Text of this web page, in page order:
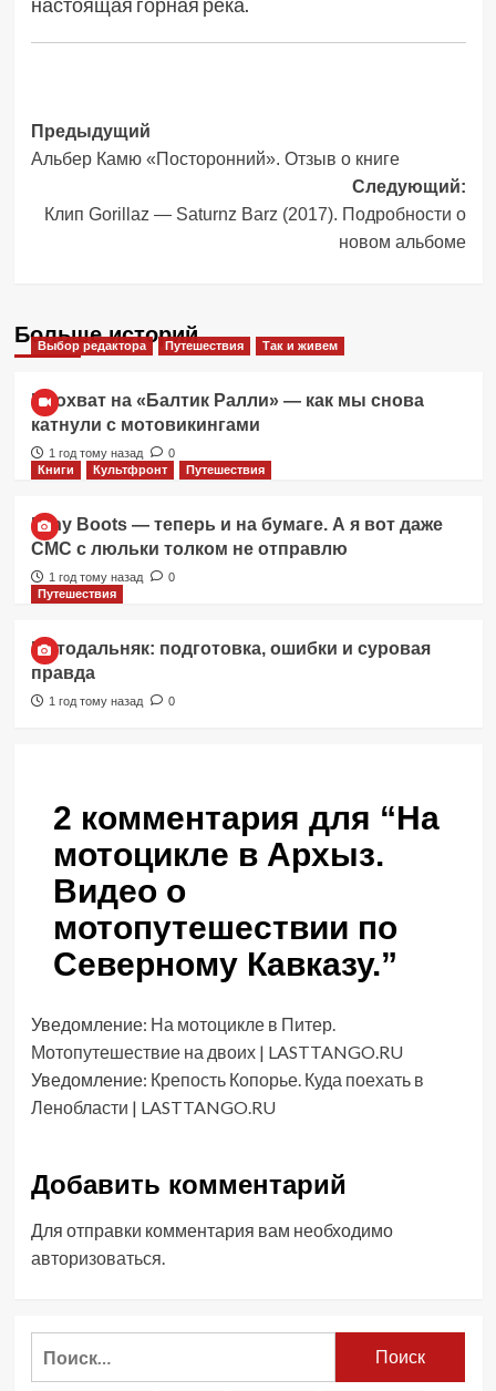
Навигация
записи
Предыдущий
Альбер Камю «Посторонний». Отзыв о книге
Следующий:
Клип Gorillaz — Saturnz Barz (2017). Подробности о
новом альбоме
Больше историй
Выбор редактора Путешествия Так и живем
Прохват на «Балтик Ралли» — как мы снова
катнули с мотовикингами
1 год тому назад
0
Книги
Культфронт Путешествия
Itchy Boots — теперь и на бумаге. А я вот даже
СМС с люльки толком не отправлю
1 год тому назад
0
Путешествия
Мотодальняк: подготовка, ошибки и суровая
правда
1 год тому назад 0
2 комментария для “На
мотоцикле в Архыз.
Видео о
мотопутешествии по
Северному Кавказу.”
Уведомление: На мотоцикле в Питер.
Мотопутешествие на двоих | LASTTANGO.RU
Уведомление: Крепость Копорье. Куда поехать в
Ленобласти | LASTTANGO.RU
Добавить комментарий
Для отправки комментария вам необходимо
авторизоваться